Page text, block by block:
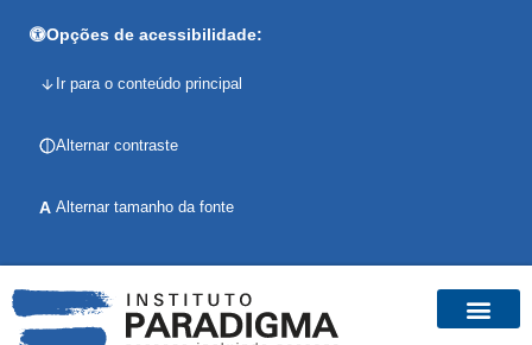
Opções de acessibilidade:
Ir para o conteúdo principal
Alternar contraste
A Alternar tamanho da fonte